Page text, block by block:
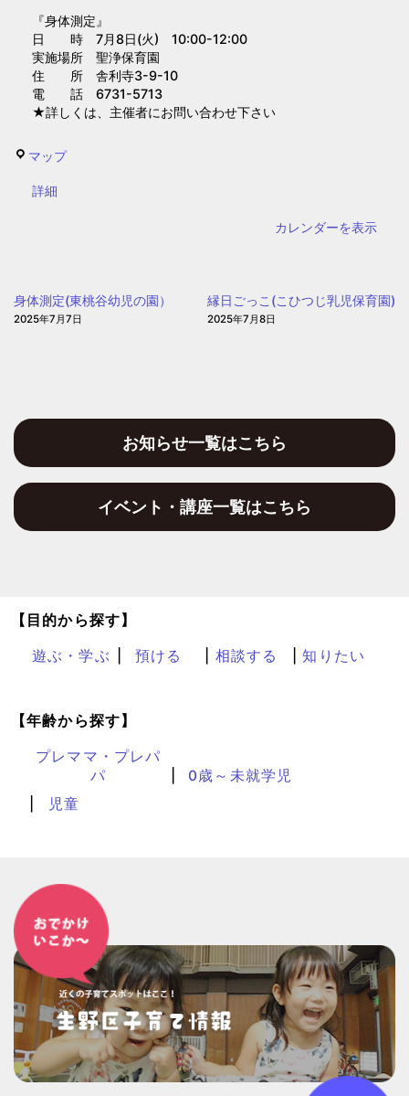
『身体測定』
日 時 7月8日(火) 10:00-12:00
実施場所 聖浄保育園
住 所 舎利寺3-9-10
電 話 6731-5713
★詳しくは、主催者にお問い合わせ下さい
マップ聖
{title}
詳細
カレンダーを表示
身体測定(東桃谷幼児の園）
2025年7月7日
縁日ごっこ(こひつじ乳児保育園)
2025年7月8日
お知らせ一覧はこちら
イベント・講座一覧はこちら
【目的から探す】
遊ぶ・学ぶ 預ける 相談する 知りたい
【年齢から探す】
プレママ・プレパ
パ
0歳～未就学児
児童